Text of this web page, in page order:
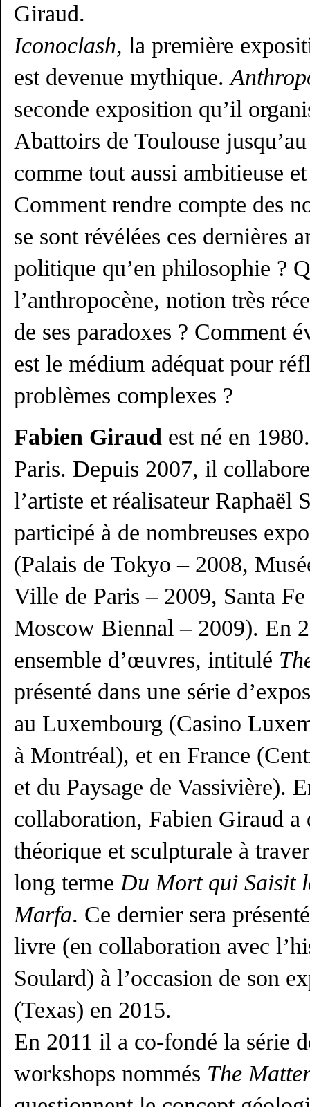
Giraud.
Iconoclash, la première
est devenue mythique.
seconde exposition qu’il
Abattoirs de Toulouse
comme tout aussi ambitieuse
Comment rendre compte des
se sont révélées ces dernières
politique qu’en philosophie ?
l’anthropocène, notion très
de ses paradoxes ? Comment
est le médium adéquat pour
problèmes complexes ?
Fabien Giraud est né en
Paris. Depuis 2007, il
l’artiste et réalisateur Raphaël
participé à de nombreuses
(Palais de Tokyo – 2008,
Ville de Paris – 2009, Santa
Moscow Biennal – 2009). En
ensemble d’œuvres, intitulé
présenté dans une série
au Luxembourg (Casino
à Montréal), et en France
et du Paysage de Vassivière).
collaboration, Fabien Giraud a
théorique et sculpturale à
long terme Du Mort qui Saisit
Marfa. Ce dernier sera
livre (en collaboration avec
Soulard) à l’occasion de son
(Texas) en 2015.
En 2011 il a co-fondé la série
workshops nommés The